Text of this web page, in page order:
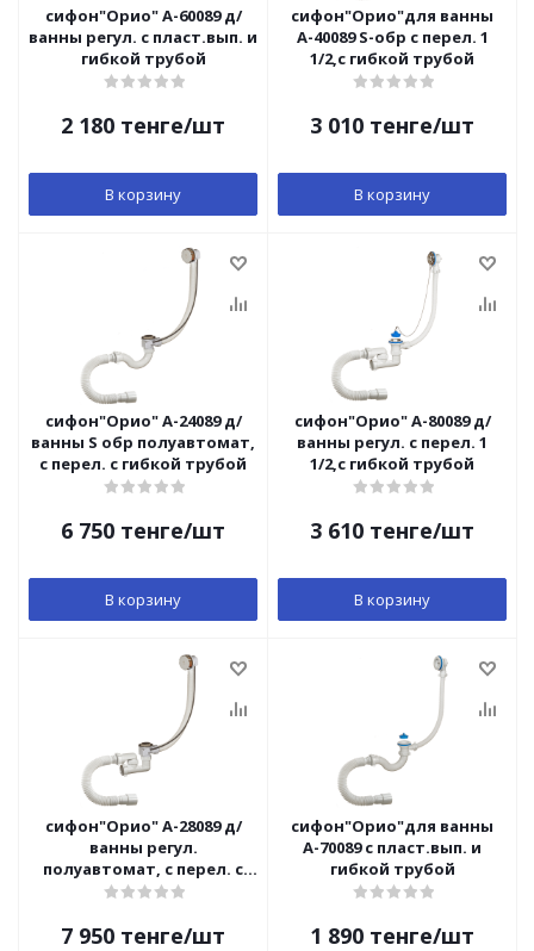
сифон"Орио" А-60089 д/
ванны регул. с пласт.вып. и
гибкой трубой
2 180 тенге/шт
В корзину
сифон"Орио"для ванны
А-40089 S-обр с перел. 1
1/2,с гибкой трубой
3 010 тенге/шт
В корзину
сифон"Орио" А-24089 д/
ванны S обр полуавтомат,
с перел. с гибкой трубой
6 750 тенге/шт
В корзину
сифон"Орио" А-80089 д/
ванны регул. с перел. 1
1/2,с гибкой трубой
3 610 тенге/шт
В корзину
сифон"Орио" А-28089 д/
ванны регул.
полуавтомат, с перел. с
гибкой трубой
7 950 тенге/шт
сифон"Орио"для ванны
А-70089 с пласт.вып. и
гибкой трубой
1 890 тенге/шт